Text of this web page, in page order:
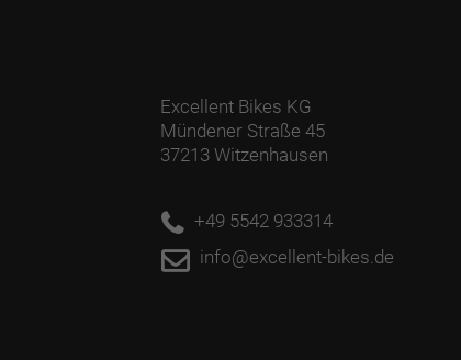
Excellent Bikes KG
Mündener Straße 45
37213 Witzenhausen
+49 5542 933314
info@excellent-bikes.de